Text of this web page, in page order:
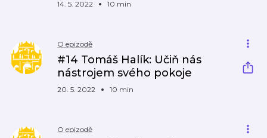
14. 5. 2022 10 min
O epizodě
#14 Tomáš Halík: Učiň nás
nástrojem svého pokoje
20. 5. 2022 10 min
O epizodě